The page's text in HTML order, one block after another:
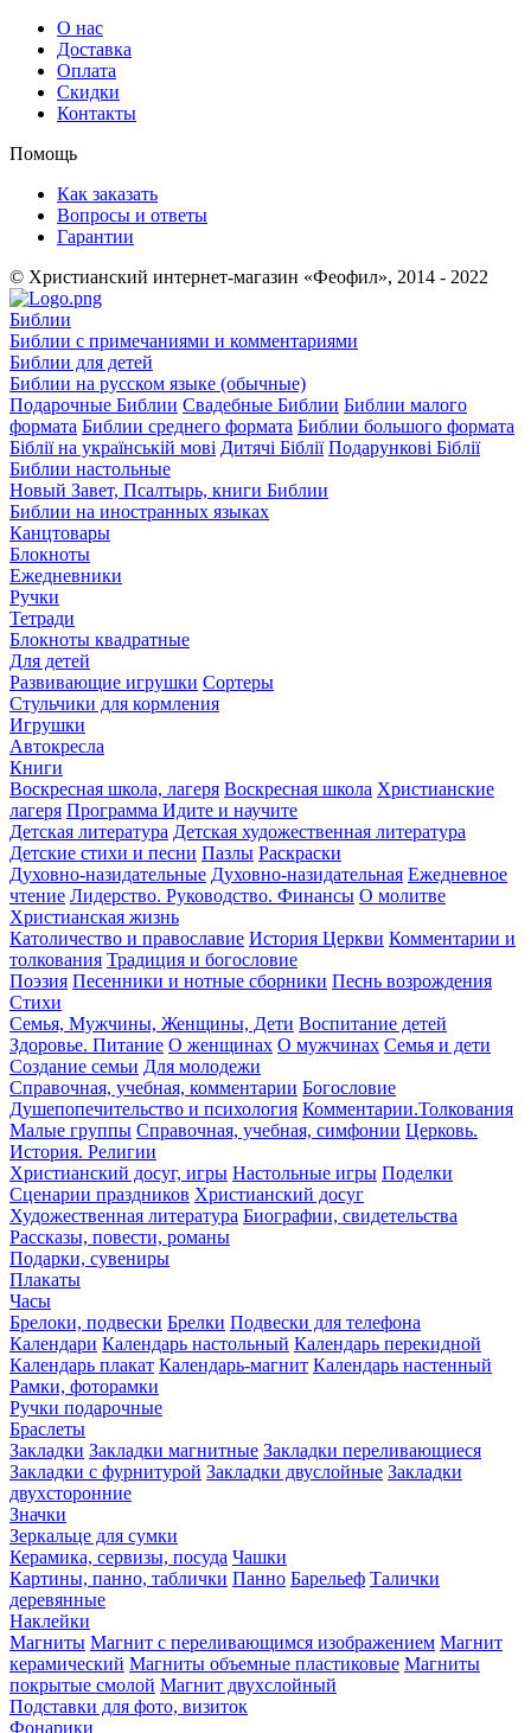
О нас
Доставка
Оплата
Скидки
Контакты
Помощь
Как заказать
Вопросы и ответы
Гарантии
© Христианский интернет-магазин «Феофил», 2014 - 2022
Библии
Библии с примечаниями и комментариями
Библии для детей
Библии на русском языке (обычные)
Подарочные Библии Свадебные Библии Библии малого
формата Библии среднего формата Библии большого формата
Біблії на українській мові Дитячі Біблії Подарункові Біблії
Библии настольные
Новый Завет, Псалтырь, книги Библии
Библии на иностранных языках
Канцтовары
Блокноты
Ежедневники
Ручки
Тетради
Блокноты квадратные
Для детей
Развивающие игрушки Сортеры
Стульчики для кормления
Игрушки
Автокресла
Книги
Воскресная школа, лагеря Воскресная школа Христианские
лагеря Программа Идите и научите
Детская литература Детская художественная литература
Детские стихи и песни Пазлы Раскраски
Духовно-назидательные Духовно-назидательная Ежедневное
чтение Лидерство. Руководство. Финансы О молитве
Христианская жизнь
Католичество и православие История Церкви Комментарии и
толкования Традиция и богословие
Поэзия Песенники и нотные сборники Песнь возрождения
Стихи
Семья, Мужчины, Женщины, Дети Воспитание детей
Здоровье. Питание О женщинах О мужчинах Семья и дети
Создание семьи Для молодежи
Справочная, учебная, комментарии Богословие
Душепопечительство и психология Комментарии.Толкования
Малые группы Справочная, учебная, симфонии Церковь.
История. Религии
Христианский досуг, игры Настольные игры Поделки
Сценарии праздников Христианский досуг
Художественная литература Биографии, свидетельства
Рассказы, повести, романы
Подарки, сувениры
Плакаты
Часы
Брелоки, подвески Брелки Подвески для телефона
Календари Календарь настольный Календарь перекидной
Календарь плакат Календарь-магнит Календарь настенный
Рамки, фоторамки
Ручки подарочные
Браслеты
Закладки Закладки магнитные Закладки переливающиеся
Закладки с фурнитурой Закладки двуслойные Закладки
двухсторонние
Значки
Зеркальце для сумки
Керамика, сервизы, посуда Чашки
Картины, панно, таблички Панно Барельеф Талички
деревянные
Наклейки
Магниты Магнит с переливающимся изображением Магнит
керамический Магниты объемные пластиковые Магниты
покрытые смолой Магнит двухслойный
Подставки для фото, визиток
Фонарики